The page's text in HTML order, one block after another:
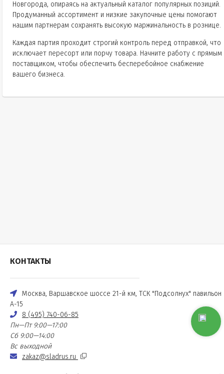
Новгорода, опираясь на актуальный каталог популярных позиций.
Продуманный ассортимент и низкие закупочные цены помогают
нашим партнерам сохранять высокую маржинальность в рознице.
Каждая партия проходит строгий контроль перед отправкой, что
исключает пересорт или порчу товара. Начните работу с прямым
поставщиком, чтобы обеспечить бесперебойное снабжение
вашего бизнеса.
КОНТАКТЫ
Москва, Варшавское шоссе 21-й км, ТСК "Подсолнух" павильон
А-15
8 (495) 740-06-85
Пн—Пт 9:00—17:00
Сб 9:00—14:00
Вс выходной
zakaz@sladrus.ru